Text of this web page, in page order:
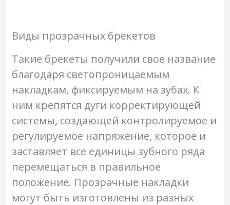
Виды прозрачных брекетов
Такие брекеты получили свое название
благодаря светопроницаемым
накладкам, фиксируемым на зубах. К
ним крепятся дуги корректирующей
системы, создающей контролируемое и
регулируемое напряжение, которое и
заставляет все единицы зубного ряда
перемещаться в правильное
положение. Прозрачные накладки
могут быть изготовлены из разных